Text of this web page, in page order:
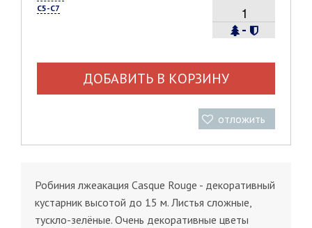
С5-С7
-
ДОБАВИТЬ В КОРЗИНУ
отложить
Робиния лжеакация Casque Rouge - декоративный
кустарник высотой до 15 м. Листья сложные,
тускло-зелёные. Очень декоративные цветы